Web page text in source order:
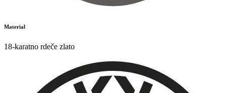
Material
18-karatno rdeče zlato